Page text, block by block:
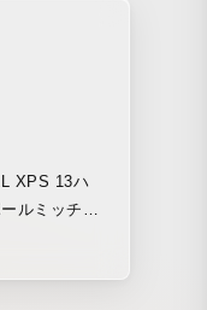
XPS 13ハ
ルミッチェ